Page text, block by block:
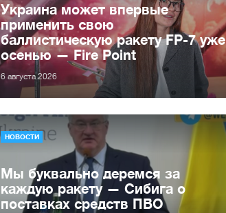
Украина может впервые
применить свою
баллистическую ракету FP-7 уже
осенью — Fire Point
6 августа 2026
НОВОСТИ
Мы буквально деремся за
каждую ракету — Сибига о
поставках средств ПВО